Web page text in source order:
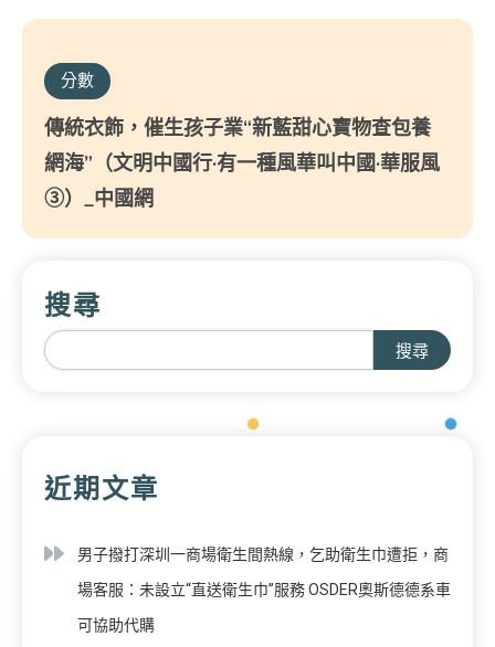
分數
傳統衣飾，催生孩子業“新藍甜心寶物查包養
網海”（文明中國行·有一種風華叫中國·華服風
③）_中國網
搜尋
搜尋
近期文章
男子撥打深圳一商場衛生間熱線，乞助衛生巾遭拒，商
場客服：未設立“直送衛生巾”服務 OSDER奧斯德德系車
可協助代購